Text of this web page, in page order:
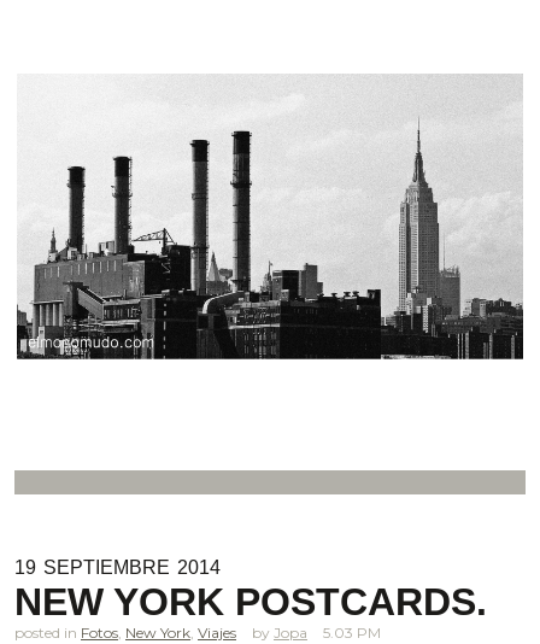
19 SEPTIEMBRE 2014
NEW YORK POSTCARDS.
posted in Fotos, New York, Viajes Jopa 5.03 PM